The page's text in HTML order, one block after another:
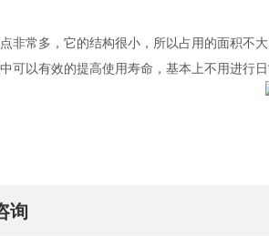
非常多，它的结构很小，所以占用的面积不
可以有效的提高使用寿命，基本上不用进行
询